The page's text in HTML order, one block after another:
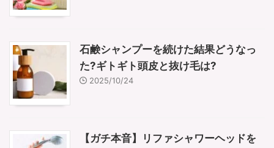
石鹸シャンプーを続けた結果どうなっ
た?ギトギト頭皮と抜け毛は?
2025/10/24
【ガチ本音】リファシャワーヘッドを